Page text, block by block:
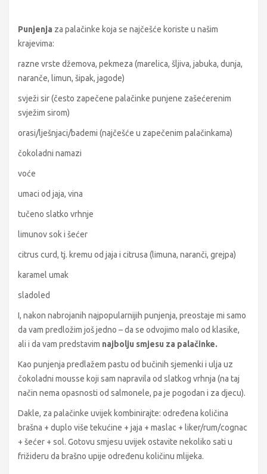
Punjenja za palačinke koja se najčešće koriste u našim
krajevima:
razne vrste džemova, pekmeza (marelica, šljiva, jabuka, dunja,
naranče, limun, šipak, jagode)
svježi sir (često zapečene palačinke punjene zašećerenim
svježim sirom)
orasi/lješnjaci/bademi (najčešće u zapečenim palačinkama)
čokoladni namazi
voće
umaci od jaja, vina
tučeno slatko vrhnje
limunov sok i šećer
citrus curd, tj. kremu od jaja i citrusa (limuna, naranči, grejpa)
karamel umak
sladoled
I, nakon nabrojanih najpopularnijih punjenja, preostaje mi samo
da vam predložim još jedno – da se odvojimo malo od klasike,
ali i da vam predstavim najbolju smjesu za palačinke.
Kao punjenja predlažem pastu od bučinih sjemenki i ulja uz
čokoladni mousse koji sam napravila od slatkog vrhnja (na taj
način nema opasnosti od salmonele, pa je pogodan i za djecu).
Dakle, za palačinke uvijek kombinirajte: određena količina
brašna + duplo više tekućine + jaja + maslac + liker/rum/cognac
+ šećer + sol. Gotovu smjesu uvijek ostavite nekoliko sati u
frižideru da brašno upije određenu količinu mlijeka.